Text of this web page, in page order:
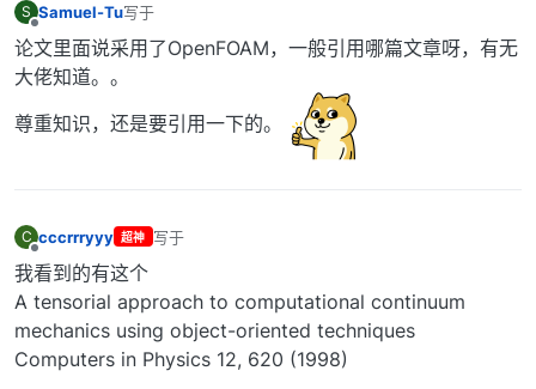
S
离线
Samuel-Tu写于
最后由 编辑
论文里面说采用了OpenFOAM，一般引用哪篇文章呀，有无
大佬知道。。
尊重知识，还是要引用一下的。
C
离线
cccrrryyy 超神 写于
最后由 编辑
我看到的有这个
A tensorial approach to computational continuum
mechanics using object-oriented techniques
Computers in Physics 12, 620 (1998)